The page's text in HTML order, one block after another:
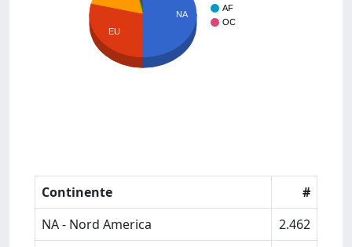
AF
OC
EU
NA
Continente
#
NA - Nord America
2.462